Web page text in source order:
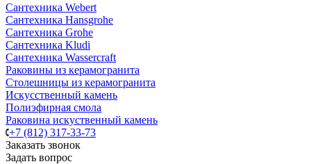
Сантехника Webert
Сантехника Hansgrohe
Сантехника Grohe
Сантехника Kludi
Сантехника Wassercraft
Раковины из керамогранита
Столешницы из керамогранита
Искусственный камень
Полиэфирная смола
Раковина искуственный камень
+7 (812) 317-33-73
Заказать звонок
Задать вопрос